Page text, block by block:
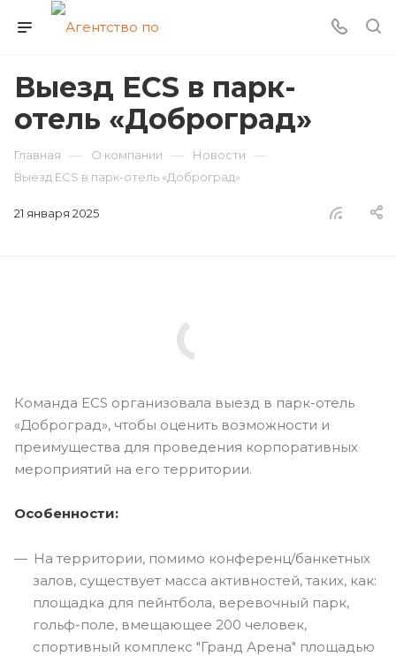
Выезд ECS в парк-
отель «Доброград»
Главная — О компании — Новости —
Выезд ECS в парк-отель «Доброград»
21 января 2025
Команда ECS организовала выезд в парк-отель
«Доброград», чтобы оценить возможности и
преимущества для проведения корпоративных
мероприятий на его территории.
Особенности:
На территории, помимо конференц/банкетных
залов, существует масса активностей, таких, как:
площадка для пейнтбола, веревочный парк,
гольф-поле, вмещающее 200 человек,
спортивный комплекс "Гранд Арена" площадью